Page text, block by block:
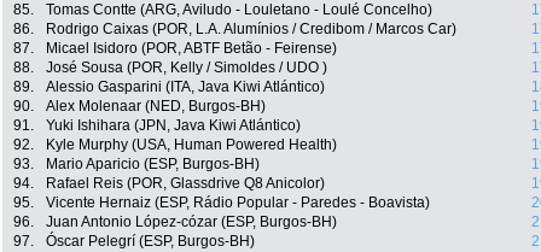
85.
Tomas Contte (ARG, Aviludo - Louletano - Loulé Concelho)
86.
Rodrigo Caixas (POR, L.A. Alumínios / Credibom / Marcos Car)
87.
Micael Isidoro (POR, ABTF Betão - Feirense)
88.
José Sousa (POR, Kelly / Simoldes / UDO )
89.
Alessio Gasparini (ITA, Java Kiwi Atlántico)
90.
Alex Molenaar (NED, Burgos-BH)
91.
Yuki Ishihara (JPN, Java Kiwi Atlántico)
92.
Kyle Murphy (USA, Human Powered Health)
93.
Mario Aparicio (ESP, Burgos-BH)
94.
Rafael Reis (POR, Glassdrive Q8 Anicolor)
95.
Vicente Hernaiz (ESP, Rádio Popular - Paredes - Boavista)
96.
Juan Antonio López-cózar (ESP, Burgos-BH)
97.
Óscar Pelegrí (ESP, Burgos-BH)